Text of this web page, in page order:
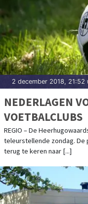
2 december 2018, 21:52
NEDERLAGEN
VOETBALCLUBS
REGIO – De
teleurstellende zondag. De
terug te keren naar [...]